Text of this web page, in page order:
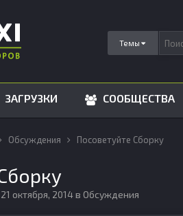
Темы
ЗАГРУЗКИ СООБЩЕСТВА
Обсуждения Посоветуйте Сборку
21 октября, 2014в Обсуждения